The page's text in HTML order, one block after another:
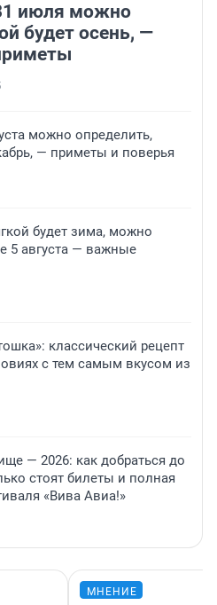
июля можно
будет осень, —
можно определить,
— приметы и поверья
будет зима, можно
5 августа — важные
классический рецепт
с тем самым вкусом из
— 2026: как добраться до
стоят билеты и полная
«Вива Авиа!»
МНЕНИЕ